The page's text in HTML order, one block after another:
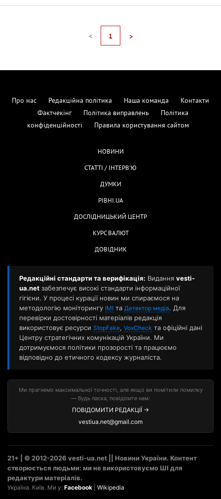
< 1 >
Про нас Редакційна політика Наша команда
Контакти
Фактчекінг
Політика виправлень
Політика
конфіденційності
Правила користування сайтом
НОВИНИ
СТАТТІ / ІНТЕРВ'Ю
ДУМКИ
РІВНІ.UA
ДОСЛІДНИЦЬКИЙ ЦЕНТР
КУРС ВАЛЮТ
ДОВІДНИК
Редакційні стандарти та верифікація: Видання vesti-
ua.net забезпечує високі стандарти інформаційної
гігієни. У процесі курації новин ми спираємося на
методологію моніторингу ІМІ та Детектор медіа. Для
перевірки достовірності матеріалів редакція
використовує ресурси StopFake, VoxCheck та офіційні дані
Центру стратегічних комунікацій України. Ми
дотримуємося політики прозорості та працюємо
відповідно до етичного кодексу журналіста.
Ми прагнемо максимальної точності, але якщо ви помітили помилку
— будь ласка, повідомте нам:
ПОВІДОМИТИ РЕДАКЦІЇ →
vestiua.net@gmail.com
21+ | © 2012-2026 vesti-ua.net || Новини України. Контент
створюється людьми: ми не використовуємо ШІ для
редактури матеріалів.
Україна. Київ. Ми у: Facebook Wikipedia